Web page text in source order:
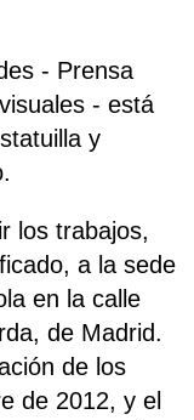
- Prensa
- está
y
los trabajos,
a la sede
en la calle
de Madrid.
de los
de 2012, y el